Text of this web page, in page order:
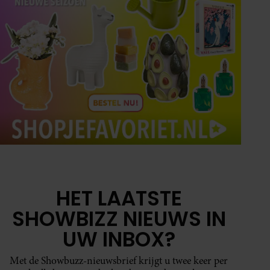
HET LAATSTE
SHOWBIZZ NIEUWS IN
UW INBOX?
Met de Showbuzz-nieuwsbrief krijgt u twee keer per